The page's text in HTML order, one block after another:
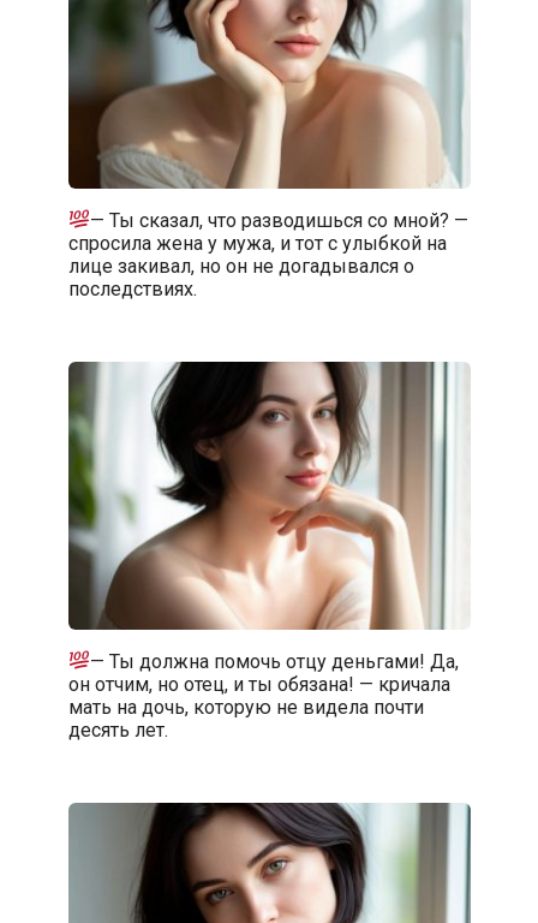
— Ты сказал, что разводишься со мной? —
спросила жена у мужа, и тот с улыбкой на
лице закивал, но он не догадывался о
последствиях.
— Ты должна помочь отцу деньгами! Да,
он отчим, но отец, и ты обязана! — кричала
мать на дочь, которую не видела почти
десять лет.